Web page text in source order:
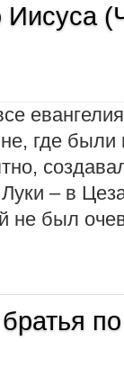
где были
– в
не был
по